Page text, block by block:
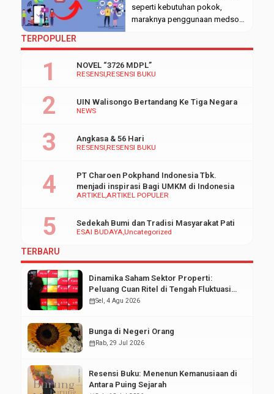
Perguruan Tinggi Keagamaan
Islam Negeri (PTKIN). UIN
kegiatan ormawa. Tertulis […]
seperti kebutuhan pokok,
maraknya penggunaan medsos,
kemudahan yang mampu
telah menjangkau satu dunia,
fitur yang canggih juga
internet yang […]
TERPOPULER
RESENSI RESENSI BUKU
NOVEL “3726 MDPL”
NEWS
UIN Walisongo Bertandang Ke Tiga Negara
RESENSI RESENSI BUKU
Angkasa & 56 Hari
ARTIKELARTIKEL POPULER
PT Charoen Pokphand Indonesia Tbk.
menjadi inspirasi Bagi UMKM di Indonesia
ESAI BUDAYAUncategorized
Sedekah Bumi dan Tradisi Masyarakat Pati
TERBARU
Dinamika Saham Sektor Properti:
Peluang Cuan Ritel di Tengah Fluktuasi
Pasar Modal
calendar_monthSel, 4 Agu 2026
Bunga di Negeri Orang
calendar_monthRab, 29 Jul 2026
Resensi Buku: Menenun Kemanusiaan di
Antara Puing Sejarah